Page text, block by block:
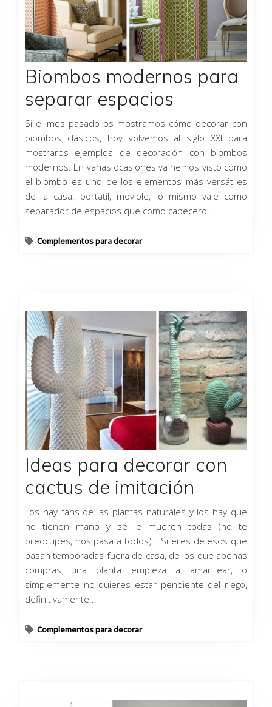
Biombos modernos para
separar espacios
Si el mes pasado os mostramos cómo decorar con
biombos clásicos, hoy volvemos al siglo XXI para
mostraros ejemplos de decoración con biombos
modernos. En varias ocasiones ya hemos visto cómo
el biombo es uno de los elementos más versátiles
de la casa: portátil, movible, lo mismo vale como
separador de espacios que como cabecero...
Complementos para decorar
Ideas para decorar con
cactus de imitación
Los hay fans de las plantas naturales y los hay que
no tienen mano y se le mueren todas (no te
preocupes, nos pasa a todos)… Si eres de esos que
pasan temporadas fuera de casa, de los que apenas
compras una planta empieza a amarillear, o
simplemente no quieres estar pendiente del riego,
definitivamente...
Complementos para decorar